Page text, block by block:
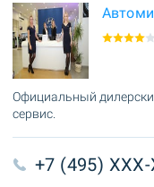
Официальный
сервис.
+7 (495) XXX-